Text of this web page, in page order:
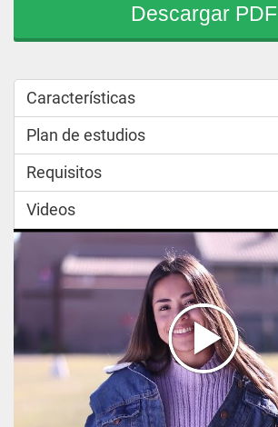
Descargar PDF
Características
Plan de estudios
Requisitos
Videos